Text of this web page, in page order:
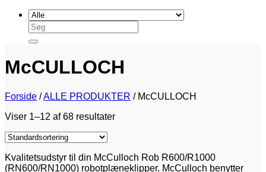
Søg
efter:
McCULLOCH
Forside /ALLE PRODUKTER /McCULLOCH
Viser 1–12 af 68 resultater
Kvalitetsudstyr til din McCulloch Rob R600/R1000
(RN600/RN1000) robotplæneklipper. McCulloch benytter